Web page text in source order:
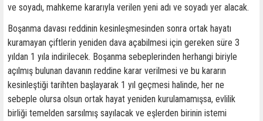
ve soyadı, mahkeme kararıyla verilen yeni adı ve soyadı yer alacak.
Boşanma davası reddinin kesinleşmesinden sonra ortak hayatı
kuramayan çiftlerin yeniden dava açabilmesi için gereken süre 3
yıldan 1 yıla indirilecek. Boşanma sebeplerinden herhangi biriyle
açılmış bulunan davanın reddine karar verilmesi ve bu kararın
kesinleştiği tarihten başlayarak 1 yıl geçmesi halinde, her ne
sebeple olursa olsun ortak hayat yeniden kurulamamışsa, evlilik
birliği temelden sarsılmış sayılacak ve eşlerden birinin istemi